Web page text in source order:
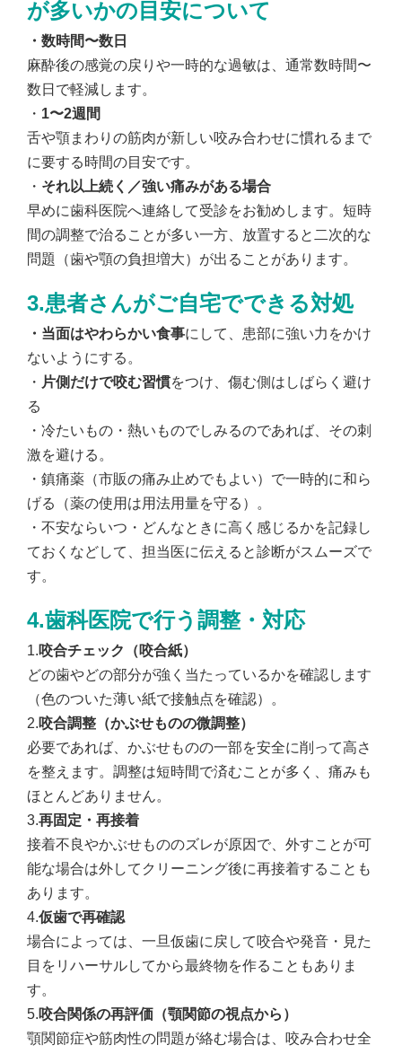
が多いかの目安について
・ 数時間〜数日
麻酔後の感覚の戻りや一時的な過敏は、通常数時間〜
数日で軽減します。
・ 1〜2週間
舌や顎まわりの筋肉が新しい咬み合わせに慣れるまで
に要する時間の目安です。
・ それ以上続く／強い痛みがある場合
早めに歯科医院へ連絡して受診をお勧めします。短時
間の調整で治ることが多い一方、放置すると二次的な
問題（歯や顎の負担増大）が出ることがあります。
3.患者さんがご自宅でできる対処
・当面はやわらかい食事にして、患部に強い力をかけ
ないようにする。
・ 片側だけで咬む習慣をつけ、傷む側はしばらく避け
る
・冷たいもの・熱いものでしみるのであれば、その刺
激を避ける。
・鎮痛薬（市販の痛み止めでもよい）で一時的に和ら
げる（薬の使用は用法用量を守る）。
・不安ならいつ・どんなときに高く感じるかを記録し
ておくなどして、担当医に伝えると診断がスムーズで
す。
4.歯科医院で行う調整・対応
1.咬合チェック（咬合紙）
どの歯やどの部分が強く当たっているかを確認します
（色のついた薄い紙で接触点を確認）。
2.咬合調整（かぶせものの微調整）
必要であれば、かぶせものの一部を安全に削って高さ
を整えます。調整は短時間で済むことが多く、痛みも
ほとんどありません。
3.再固定・再接着
接着不良やかぶせもののズレが原因で、外すことが可
能な場合は外してクリーニング後に再接着することも
あります。
4.仮歯で再確認
場合によっては、一旦仮歯に戻して咬合や発音・見た
目をリハーサルしてから最終物を作ることもありま
す。
5.咬合関係の再評価（顎関節の視点から）
顎関節症や筋肉性の問題が絡む場合は、咬み合わせ全